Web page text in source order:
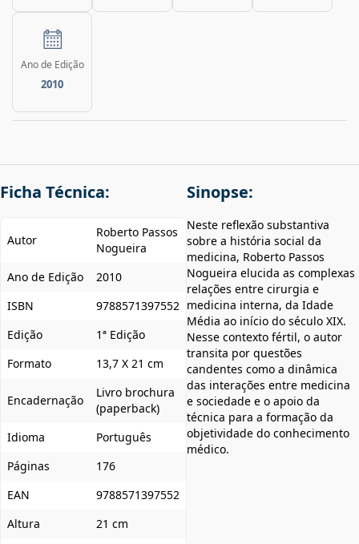
Ano de Edição
2010
Ficha Técnica:
Autor
Roberto Passos
Nogueira
Ano de Edição
2010
ISBN
9788571397552
Edição
1ª Edição
Formato
13,7 X 21 cm
Encadernação
Livro brochura
(paperback)
Idioma
Português
Páginas
176
EAN
9788571397552
Altura
21 cm
Sinopse:
Neste reflexão substantiva
sobre a história social da
medicina, Roberto Passos
Nogueira elucida as complexas
relações entre cirurgia e
medicina interna, da Idade
Média ao início do século XIX.
Nesse contexto fértil, o autor
transita por questões
candentes como a dinâmica
das interações entre medicina
e sociedade e o apoio da
técnica para a formação da
objetividade do conhecimento
médico.